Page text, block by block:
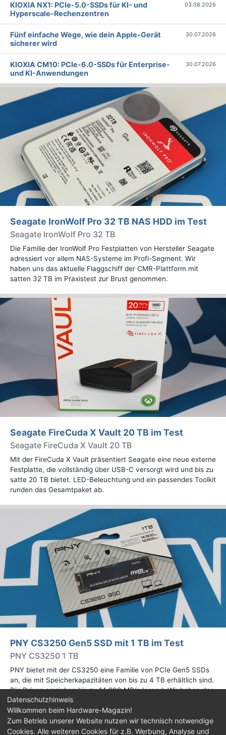
KIOXIA NX1: PCIe-5.0-SSDs für KI- und
Hyperscale-Rechenzentren
03.08.2026
Fünf einfache Wege, wie dein Apple-Gerät
sicherer wird
30.07.2026
KIOXIA CM10: PCIe-6.0-SSDs für Enterprise-
und KI-Anwendungen
30.07.2026
Seagate IronWolf Pro 32 TB NAS HDD im Test
Seagate IronWolf Pro 32 TB
Die Familie der IronWolf Pro Festplatten von Hersteller Seagate
adressiert vor allem NAS-Systeme im Profi-Segment. Wir
haben uns das aktuelle Flaggschiff der CMR-Plattform mit
satten 32 TB im Praxistest zur Brust genommen.
Seagate FireCuda X Vault 20 TB im Test
Seagate FireCuda X Vault 20 TB
Mit der FireCuda X Vault präsentiert Seagate eine neue externe
Festplatte, die vollständig über USB-C versorgt wird und bis zu
satte 20 TB bietet. LED-Beleuchtung und ein passendes Toolkit
runden das Gesamtpaket ab.
PNY CS3250 Gen5 SSD mit 1 TB im Test
PNY CS3250 1 TB
PNY bietet mit der CS3250 eine Familie von PCIe Gen5 SSDs
an, die mit Speicherkapazitäten von bis zu 4 TB erhältlich sind.
Die Drives erreichen bis zu 14.900 MB/s lesend. Wir haben das
1-TB-Modell getestet.
Impressum |Kontakt|Jobs |Datenschutz|
Datenschutzhinweis
Willkommen beim Hardware-Magazin!
Zum Betrieb unserer Website nutzen wir technisch notwendige
Cookies. Alle weiteren Cookies für z.B. Werbung, Analyse und